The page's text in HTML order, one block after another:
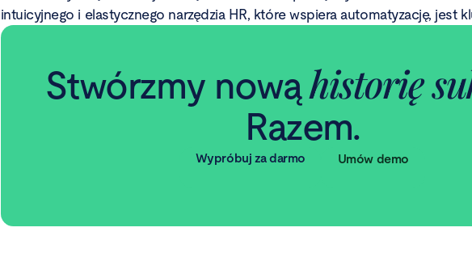
intuicyjnego i elastycznego narzędzia HR, które wspiera automatyzację, jest
Stwórzmy nowąhistorię
Razem.
Wypróbuj za darmo Umów demo